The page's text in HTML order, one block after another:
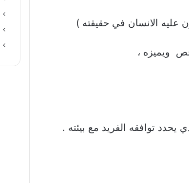
الانسان في حقيقته )
ويميزه ،
يحدد توافقه الفريد مع بيئته .